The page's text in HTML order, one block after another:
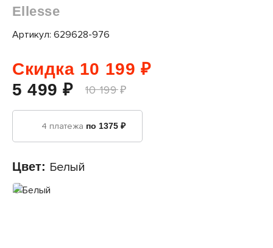
Ellesse
Артикул: 629628-976
Скидка 10 199 ₽
5 499 ₽
10 199 ₽
4 платежа по 1375 ₽
Цвет: Белый